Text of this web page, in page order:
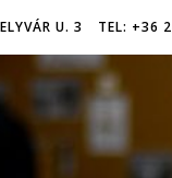
U. 3 TEL: +36